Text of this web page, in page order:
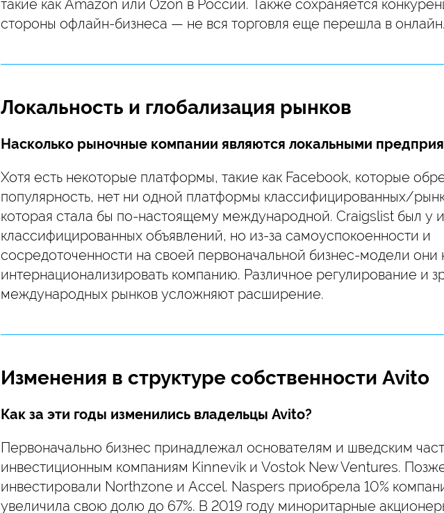
такие как Amazon или Ozon в России. Также сохраняется
стороны офлайн-бизнеса — не вся торговля еще перешла в онлайн.
Локальность и глобализация рынков
Насколько рыночные компании являются локальными
Хотя есть некоторые платформы, такие как Facebook, которые
популярность, нет ни одной платформы классифицированных/
которая стала бы по-настоящему международной. Craigslist был у
классифицированных объявлений, но из-за самоуспокоенности и
сосредоточенности на своей первоначальной бизнес-модели они
интернационализировать компанию. Различное регулирование и
международных рынков усложняют расширение.
Изменения в структуре собственности Avito
Как за эти годы изменились владельцы Avito?
Первоначально бизнес принадлежал основателям и шведским
инвестиционным компаниям Kinnevik и Vostok New Ventures.
инвестировали Northzone и Accel. Naspers приобрела 10%
увеличила свою долю до 67%. В 2019 году миноритарные